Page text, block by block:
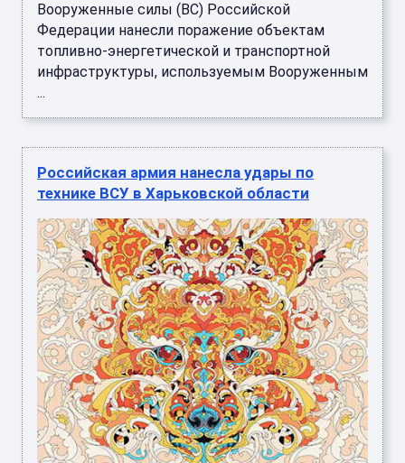
Вооруженные силы (ВС) Российской
Федерации нанесли поражение объектам
топливно-энергетической и транспортной
инфраструктуры, используемым Вооруженным
...
Российская армия нанесла удары по
технике ВСУ в Харьковской области